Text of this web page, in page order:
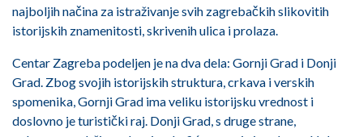
najboljih načina za istraživanje svih zagrebačkih slikovitih
istorijskih znamenitosti, skrivenih ulica i prolaza.
Centar Zagreba podeljen je na dva dela: Gornji Grad i Donji
Grad. Zbog svojih istorijskih struktura, crkava i verskih
spomenika, Gornji Grad ima veliku istorijsku vrednost i
doslovno je turistički raj. Donji Grad, s druge strane,